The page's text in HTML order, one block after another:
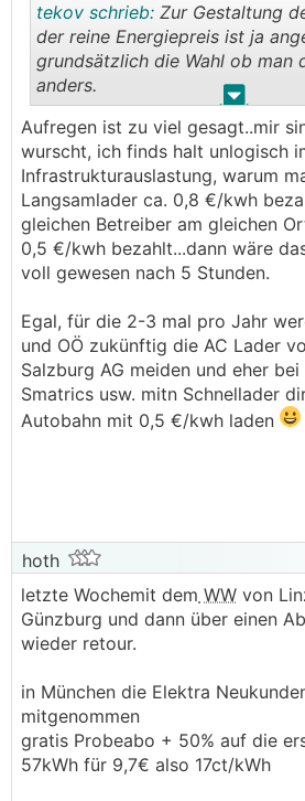
. .
tekov schrieb: Zur Gestaltung
der reine Energiepreis ist ja
grundsätzlich die Wahl ob
anders.
Ich persönlich finde es auch zu
ich mich darüber aufrege, wird
günstiger
Aufregen ist zu viel gesagt..mir
wurscht, ich finds halt unlogisch
Infrastrukturauslastung, warum
Langsamlader ca. 0,8 €/kwh
gleichen Betreiber am gleichen
0,5 €/kwh bezahlt...dann wäre
voll gewesen nach 5 Stunden.
Egal, für die 2-3 mal pro Jahr
und OÖ zukünftig die AC Lader
Salzburg AG meiden und eher bei
Smatrics usw. mitn Schnellader
Autobahn mit 0,5 €/kwh laden
hoth
letzte Wochemit dem WW von
Günzburg und dann über einen
wieder retour.
in München die Elektra
mitgenommen
gratis Probeabo + 50% auf die
57kWh für 9,7€ also 17ct/kWh